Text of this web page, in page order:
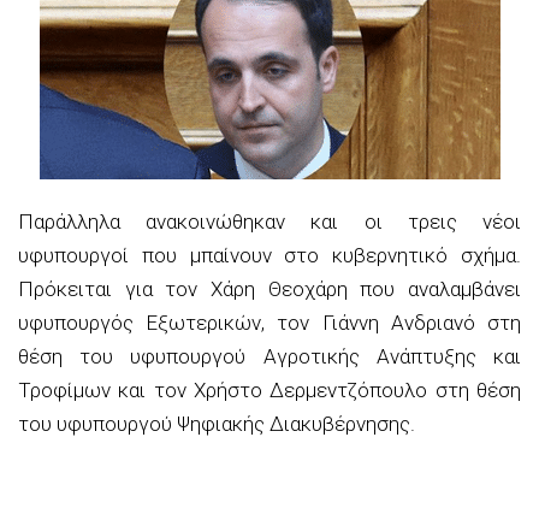
Παράλληλα ανακοινώθηκαν και οι τρεις νέοι
υφυπουργοί που μπαίνουν στο κυβερνητικό σχήμα.
Πρόκειται για τον Χάρη Θεοχάρη που αναλαμβάνει
υφυπουργός Εξωτερικών, τον Γιάννη Ανδριανό στη
θέση του υφυπουργού Αγροτικής Ανάπτυξης και
Τροφίμων και τον Χρήστο Δερμεντζόπουλο στη θέση
του υφυπουργού Ψηφιακής Διακυβέρνησης.